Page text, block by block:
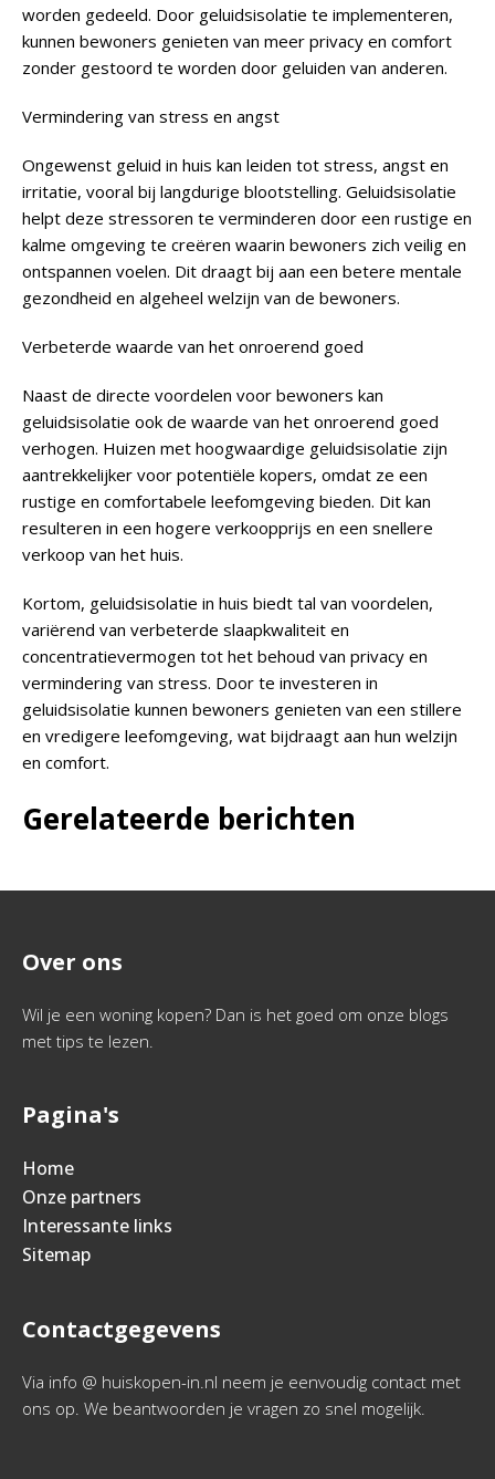
worden gedeeld. Door geluidsisolatie te implementeren,
kunnen bewoners genieten van meer privacy en comfort
zonder gestoord te worden door geluiden van anderen.
Vermindering van stress en angst
Ongewenst geluid in huis kan leiden tot stress, angst en
irritatie, vooral bij langdurige blootstelling. Geluidsisolatie
helpt deze stressoren te verminderen door een rustige en
kalme omgeving te creëren waarin bewoners zich veilig en
ontspannen voelen. Dit draagt bij aan een betere mentale
gezondheid en algeheel welzijn van de bewoners.
Verbeterde waarde van het onroerend goed
Naast de directe voordelen voor bewoners kan
geluidsisolatie ook de waarde van het onroerend goed
verhogen. Huizen met hoogwaardige geluidsisolatie zijn
aantrekkelijker voor potentiële kopers, omdat ze een
rustige en comfortabele leefomgeving bieden. Dit kan
resulteren in een hogere verkoopprijs en een snellere
verkoop van het huis.
Kortom, geluidsisolatie in huis biedt tal van voordelen,
variërend van verbeterde slaapkwaliteit en
concentratievermogen tot het behoud van privacy en
vermindering van stress. Door te investeren in
geluidsisolatie kunnen bewoners genieten van een stillere
en vredigere leefomgeving, wat bijdraagt aan hun welzijn
en comfort.
Gerelateerde berichten
Over ons
Wil je een woning kopen? Dan is het goed om onze blogs
met tips te lezen.
Pagina's
Home
Onze partners
Interessante links
Sitemap
Contactgegevens
Via info @ huiskopen-in.nl neem je eenvoudig contact met
ons op. We beantwoorden je vragen zo snel mogelijk.